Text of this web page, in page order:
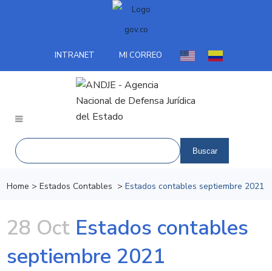
INTRANET MI CORREO
Home >Estados Contables >Estados contables septiembre 2021
28 Oct Estados contables
septiembre 2021